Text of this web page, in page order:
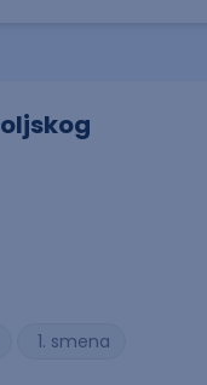
1. smena